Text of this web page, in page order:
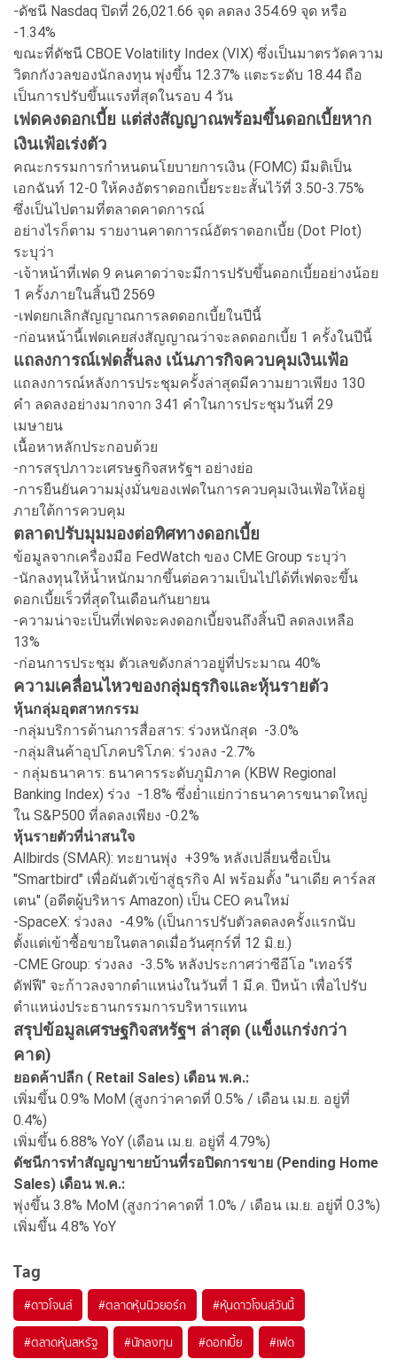
-ดัชนี Nasdaq ปิดที่ 26,021.66 จุด ลดลง 354.69 จุด หรือ
-1.34%
ขณะที่ดัชนี CBOE Volatility Index (VIX) ซึ่งเป็นมาตรวัดความ
วิตกกังวลของนักลงทุน พุ่งขึ้น 12.37% แตะระดับ 18.44 ถือ
เป็นการปรับขึ้นแรงที่สุดในรอบ 4 วัน
เฟดคงดอกเบี้ย แต่ส่งสัญญาณพร้อมขึ้นดอกเบี้ยหาก
เงินเฟ้อเร่งตัว
คณะกรรมการกำหนดนโยบายการเงิน (FOMC) มีมติเป็น
เอกฉันท์ 12-0 ให้คงอัตราดอกเบี้ยระยะสั้นไว้ที่ 3.50-3.75%
ซึ่งเป็นไปตามที่ตลาดคาดการณ์
อย่างไรก็ตาม รายงานคาดการณ์อัตราดอกเบี้ย (Dot Plot)
ระบุว่า
-เจ้าหน้าที่เฟด 9 คนคาดว่าจะมีการปรับขึ้นดอกเบี้ยอย่างน้อย
1 ครั้งภายในสิ้นปี 2569
-เฟดยกเลิกสัญญาณการลดดอกเบี้ยในปีนี้
-ก่อนหน้านี้เฟดเคยส่งสัญญาณว่าจะลดดอกเบี้ย 1 ครั้งในปีนี้
แถลงการณ์เฟดสั้นลง เน้นภารกิจควบคุมเงินเฟ้อ
แถลงการณ์หลังการประชุมครั้งล่าสุดมีความยาวเพียง 130
คำ ลดลงอย่างมากจาก 341 คำในการประชุมวันที่ 29
เมษายน
เนื้อหาหลักประกอบด้วย
-การสรุปภาวะเศรษฐกิจสหรัฐฯ อย่างย่อ
-การยืนยันความมุ่งมั่นของเฟดในการควบคุมเงินเฟ้อให้อยู่
ภายใต้การควบคุม
ตลาดปรับมุมมองต่อทิศทางดอกเบี้ย
ข้อมูลจากเครื่องมือ FedWatch ของ CME Group ระบุว่า
-นักลงทุนให้น้ำหนักมากขึ้นต่อความเป็นไปได้ที่เฟดจะขึ้น
ดอกเบี้ยเร็วที่สุดในเดือนกันยายน
-ความน่าจะเป็นที่เฟดจะคงดอกเบี้ยจนถึงสิ้นปี ลดลงเหลือ
13%
-ก่อนการประชุม ตัวเลขดังกล่าวอยู่ที่ประมาณ 40%
ความเคลื่อนไหวของกลุ่มธุรกิจและหุ้นรายตัว
หุ้นกลุ่มอุตสาหกรรม
-กลุ่มบริการด้านการสื่อสาร: ร่วงหนักสุด -3.0%
-กลุ่มสินค้าอุปโภคบริโภค: ร่วงลง -2.7%
- กลุ่มธนาคาร: ธนาคารระดับภูมิภาค (KBW Regional
Banking Index) ร่วง -1.8% ซึ่งย่ำแย่กว่าธนาคารขนาดใหญ่
ใน S&P500 ที่ลดลงเพียง -0.2%
หุ้นรายตัวที่น่าสนใจ
Allbirds (SMAR): ทะยานพุ่ง +39% หลังเปลี่ยนชื่อเป็น
"Smartbird" เพื่อผันตัวเข้าสู่ธุรกิจ AI พร้อมตั้ง "นาเดีย คาร์ลส
เตน" (อดีตผู้บริหาร Amazon) เป็น CEO คนใหม่
-SpaceX: ร่วงลง -4.9% (เป็นการปรับตัวลดลงครั้งแรกนับ
ตั้งแต่เข้าซื้อขายในตลาดเมื่อวันศุกร์ที่ 12 มิ.ย.)
-CME Group: ร่วงลง -3.5% หลังประกาศว่าซีอีโอ "เทอร์รี
ดัฟฟี" จะก้าวลงจากตำแหน่งในวันที่ 1 มี.ค. ปีหน้า เพื่อไปรับ
ตำแหน่งประธานกรรมการบริหารแทน
สรุปข้อมูลเศรษฐกิจสหรัฐฯ ล่าสุด (แข็งแกร่งกว่า
คาด)
ยอดค้าปลีก ( Retail Sales) เดือน พ.ค.:
เพิ่มขึ้น 0.9% MoM (สูงกว่าคาดที่ 0.5% / เดือน เม.ย. อยู่ที่
0.4%)
เพิ่มขึ้น 6.88% YoY (เดือน เม.ย. อยู่ที่ 4.79%)
ดัชนีการทำสัญญาขายบ้านที่รอปิดการขาย (Pending Home
Sales) เดือน พ.ค.:
พุ่งขึ้น 3.8% MoM (สูงกว่าคาดที่ 1.0% / เดือน เม.ย. อยู่ที่ 0.3%)
เพิ่มขึ้น 4.8% YoY
Tag
#ดาวโจนส์ #ตลาดหุ้นนิวยอร์ก #หุ้นดาวโจนส์วันนี้
#ตลาดหุ้นสหรัฐ #นักลงทุน #ดอกเบี้ย #เฟด